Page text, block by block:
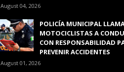
August 04, 2026
POLICÍA MUNICIPAL
MOTOCICLISTAS A
CON RESPONSABILIDAD
PREVENIR ACCIDENTES
August 01, 2026